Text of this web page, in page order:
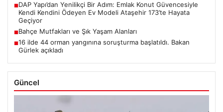
■DAP Yapı’dan Yenilikçi Bir Adım: Emlak Konut Güvencesiyle
Kendi Kendini Ödeyen Ev Modeli Ataşehir 173’te Hayata
Geçiyor
■Bahçe Mutfakları ve Şık Yaşam Alanları
■16 ilde 44 orman yangınına soruşturma başlatıldı. Bakan
Gürlek açıkladı
Güncel